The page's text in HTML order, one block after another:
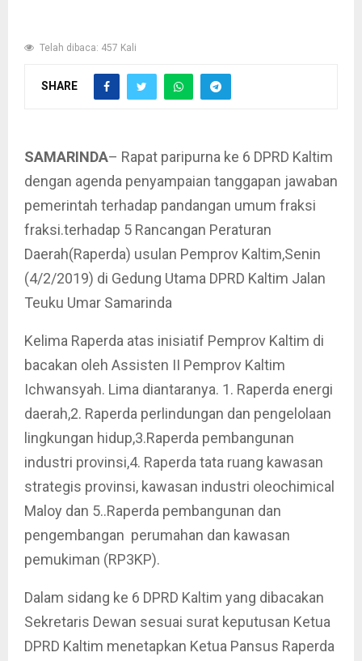
Telah dibaca: 457 Kali
SHARE
SAMARINDA– Rapat paripurna ke 6 DPRD Kaltim
dengan agenda penyampaian tanggapan jawaban
pemerintah terhadap pandangan umum fraksi
fraksi.terhadap 5 Rancangan Peraturan
Daerah(Raperda) usulan Pemprov Kaltim,Senin
(4/2/2019) di Gedung Utama DPRD Kaltim Jalan
Teuku Umar Samarinda
Kelima Raperda atas inisiatif Pemprov Kaltim di
bacakan oleh Assisten II Pemprov Kaltim
Ichwansyah. Lima diantaranya. 1. Raperda energi
daerah,2. Raperda perlindungan dan pengelolaan
lingkungan hidup,3.Raperda pembangunan
industri provinsi,4. Raperda tata ruang kawasan
strategis provinsi, kawasan industri oleochimical
Maloy dan 5..Raperda pembangunan dan
pengembangan perumahan dan kawasan
pemukiman (RP3KP).
Dalam sidang ke 6 DPRD Kaltim yang dibacakan
Sekretaris Dewan sesuai surat keputusan Ketua
DPRD Kaltim menetapkan Ketua Pansus Raperda